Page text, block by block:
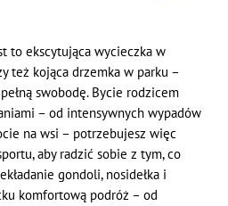
to ekscytująca wycieczka w
też kojąca drzemka w parku –
swobodę. Bycie rodzicem
– od intensywnych wypadów
na wsi – potrzebujesz więc
aby radzić sobie z tym, co
gondoli, nosidełka i
komfortową podróż – od